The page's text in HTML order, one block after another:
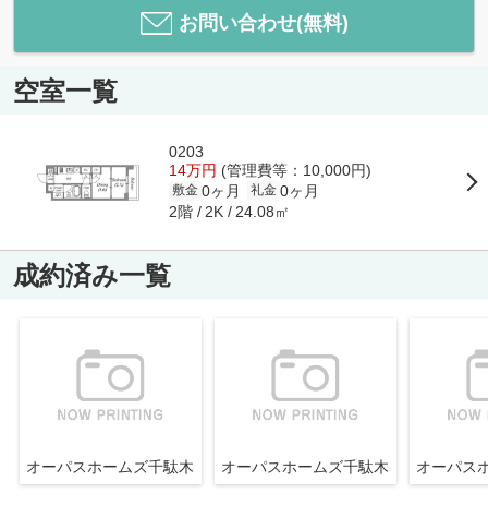
お問い合わせ(無料)
空室一覧
0203
14万円 (管理費等：10,000円)
敷金 0ヶ月 礼金 0ヶ月
2階 2K 24.08㎡
成約済み一覧
オーパスホームズ千駄木 オーパスホームズ千駄木 オーパス